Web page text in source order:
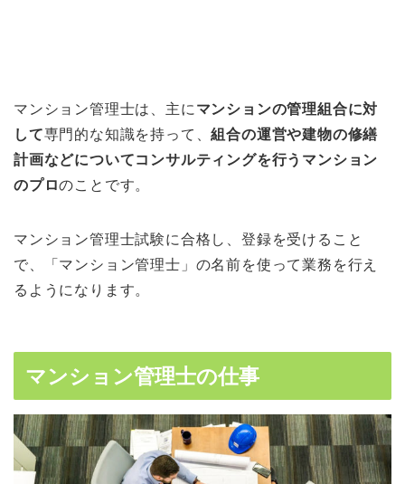
マンション管理士は、主に マンションの管理組合に対
して専門的な知識を持って、組合の運営や建物の修繕
計画などについてコンサルティングを行うマンション
のプロのことです。
マンション管理士試験に合格し、登録を受けること
で、「マンション管理士」の名前を使って業務を行え
るようになります。
マンション管理士の仕事